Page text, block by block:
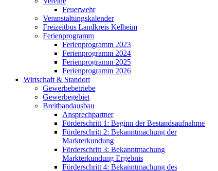
Feuerwehr
Veranstaltungskalender
Freizeitbus Landkreis Kelheim
Ferienprogramm
Ferienprogramm 2023
Ferienprogramm 2024
Ferienprogramm 2025
Ferienprogramm 2026
Wirtschaft & Standort
Gewerbebetriebe
Gewerbegebiet
Breitbandausbau
Ansprechpartner
Förderschritt 1: Beginn der Bestandsaufnahme
Förderschritt 2: Bekanntmachung der
Markterkundung
Förderschritt 3: Bekanntmachung
Markterkundung Ergebnis
Förderschritt 4: Bekanntmachung des